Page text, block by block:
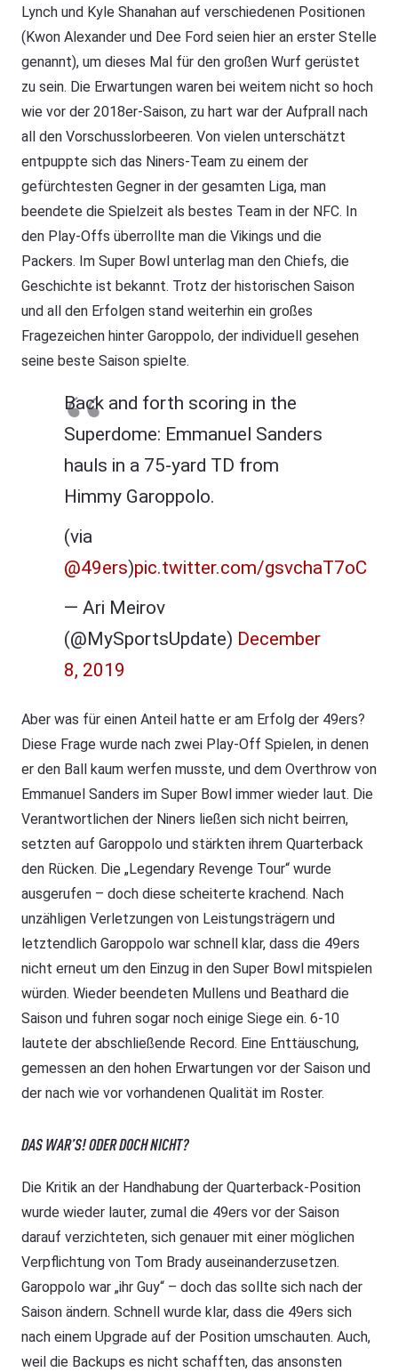
Lynch und Kyle Shanahan auf verschiedenen Positionen
(Kwon Alexander und Dee Ford seien hier an erster Stelle
genannt), um dieses Mal für den großen Wurf gerüstet
zu sein. Die Erwartungen waren bei weitem nicht so hoch
wie vor der 2018er-Saison, zu hart war der Aufprall nach
all den Vorschusslorbeeren. Von vielen unterschätzt
entpuppte sich das Niners-Team zu einem der
gefürchtesten Gegner in der gesamten Liga, man
beendete die Spielzeit als bestes Team in der NFC. In
den Play-Offs überrollte man die Vikings und die
Packers. Im Super Bowl unterlag man den Chiefs, die
Geschichte ist bekannt. Trotz der historischen Saison
und all den Erfolgen stand weiterhin ein großes
Fragezeichen hinter Garoppolo, der individuell gesehen
seine beste Saison spielte.
Back and forth scoring in the
Superdome: Emmanuel Sanders
hauls in a 75-yard TD from
Himmy Garoppolo.
(via
@49ers)pic.twitter.com/gsvchaT7oC
— Ari Meirov
(@MySportsUpdate) December
8, 2019
Aber was für einen Anteil hatte er am Erfolg der 49ers?
Diese Frage wurde nach zwei Play-Off Spielen, in denen
er den Ball kaum werfen musste, und dem Overthrow von
Emmanuel Sanders im Super Bowl immer wieder laut. Die
Verantwortlichen der Niners ließen sich nicht beirren,
setzten auf Garoppolo und stärkten ihrem Quarterback
den Rücken. Die „Legendary Revenge Tour“ wurde
ausgerufen – doch diese scheiterte krachend. Nach
unzähligen Verletzungen von Leistungsträgern und
letztendlich Garoppolo war schnell klar, dass die 49ers
nicht erneut um den Einzug in den Super Bowl mitspielen
würden. Wieder beendeten Mullens und Beathard die
Saison und fuhren sogar noch einige Siege ein. 6-10
lautete der abschließende Record. Eine Enttäuschung,
gemessen an den hohen Erwartungen vor der Saison und
der nach wie vor vorhandenen Qualität im Roster.
DAS WAR’S! ODER DOCH NICHT?
Die Kritik an der Handhabung der Quarterback-Position
wurde wieder lauter, zumal die 49ers vor der Saison
darauf verzichteten, sich genauer mit einer möglichen
Verpflichtung von Tom Brady auseinanderzusetzen.
Garoppolo war „ihr Guy“ – doch das sollte sich nach der
Saison ändern. Schnell wurde klar, dass die 49ers sich
nach einem Upgrade auf der Position umschauten. Auch,
weil die Backups es nicht schafften, das ansonsten